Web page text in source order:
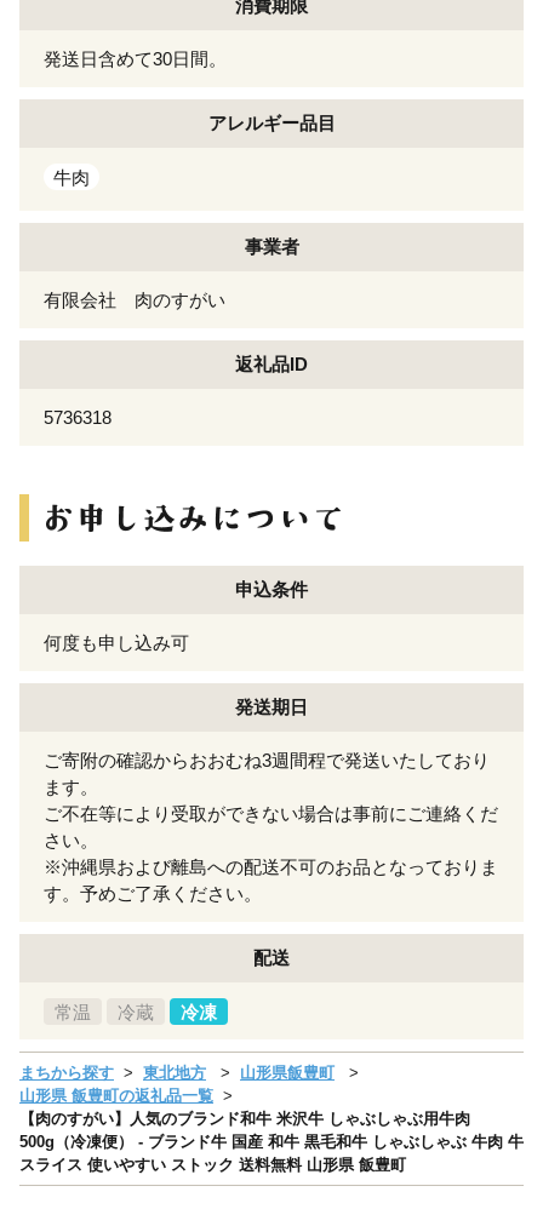
消費期限
発送日含めて30日間。
アレルギー品目
牛肉
事業者
有限会社 肉のすがい
返礼品ID
5736318
申込条件
何度も申し込み可
発送期日
ご寄附の確認からおおむね3週間程で発送いたしており
ます。
ご不在等により受取ができない場合は事前にご連絡くだ
さい。
※沖縄県および離島への配送不可のお品となっておりま
す。予めご了承ください。
配送
常温 冷蔵 冷凍
まちから探す 東北地方
山形県飯豊町
山形県 飯豊町の返礼品一覧
【肉のすがい】人気のブランド和牛 米沢牛 しゃぶしゃぶ用牛肉
500g（冷凍便） - ブランド牛 国産 和牛 黒毛和牛 しゃぶしゃぶ 牛肉 牛
スライス 使いやすい ストック 送料無料 山形県 飯豊町